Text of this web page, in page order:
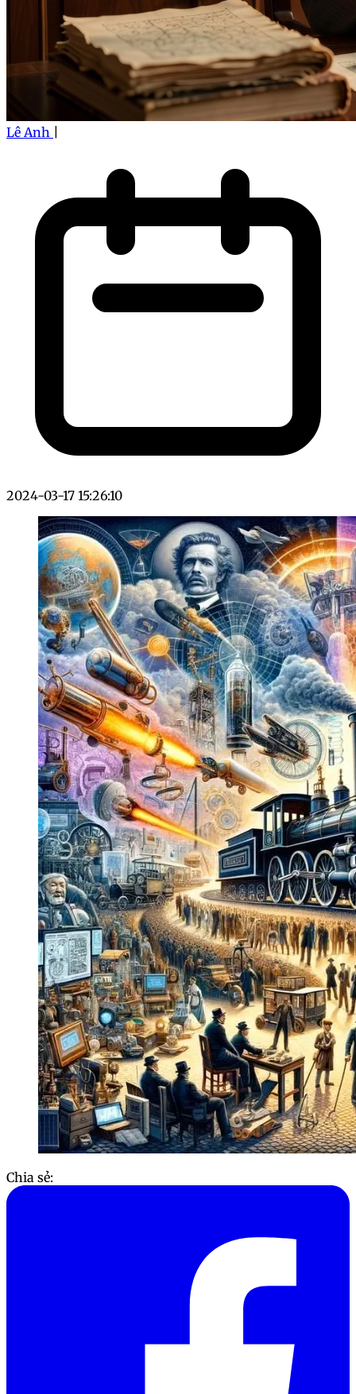
Lê Anh
2024-03-17 15:26:10
Chia sẻ: